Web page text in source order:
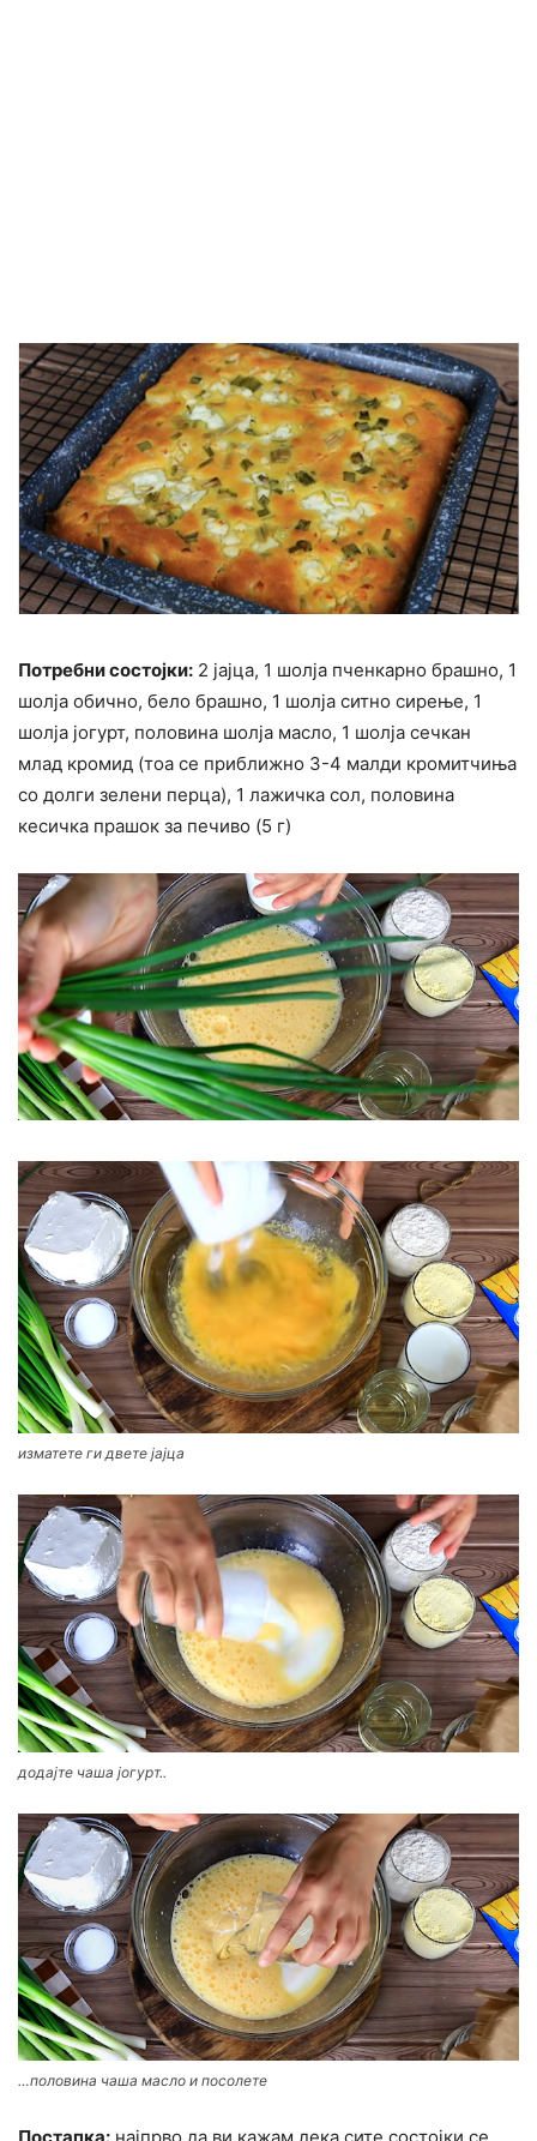
Потребни состојки: 2 јајца, 1 шолја пченкарно брашно, 1
шолја обично, бело брашно, 1 шолја ситно сирење, 1
шолја јогурт, половина шолја масло, 1 шолја сечкан
млад кромид (тоа се приближно 3-4 малди кромитчиња
со долги зелени перца), 1 лажичка сол, половина
кесичка прашок за печиво (5 г)
изматете ги двете јајца
додајте чаша јогурт..
…половина чаша масло и посолете